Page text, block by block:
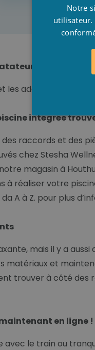
femelle en PVC
les adaptateurs
intégrée
raccords et des
chez Stesha
magasin à
à réaliser votre
A à Z. pour plus
mais il y a
matériaux et
trouver à côté des
en ligne !
le train ou
Notre
utilisateur.